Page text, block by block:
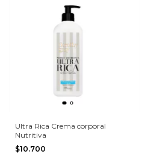
Ultra Rica Crema corporal
Nutritiva
$10.700